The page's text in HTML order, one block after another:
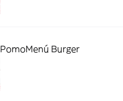
PomoMenú Burger